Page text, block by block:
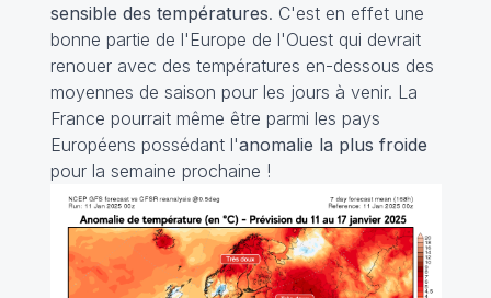
sensible des températures. C'est en effet une
bonne partie de l'Europe de l'Ouest qui devrait
renouer avec des températures en-dessous des
moyennes de saison pour les jours à venir. La
France pourrait même être parmi les pays
Européens possédant l'anomalie la plus froide
pour la semaine prochaine !